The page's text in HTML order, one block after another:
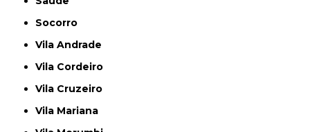
Socorro
Vila Andrade
Vila Cordeiro
Vila Cruzeiro
Vila Mariana